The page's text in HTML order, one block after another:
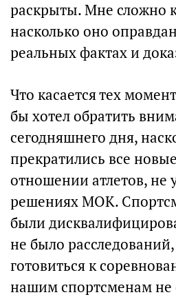
раскрыты. Мне сложно
насколько оно
реальных фактах и
Что касается тех
бы хотел обратить
сегодняшнего дня,
прекратились все
отношении атлетов, не
решениях МОК.
были
не было
готовиться к
нашим спортсменам не